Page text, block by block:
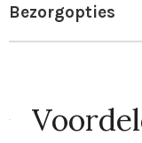
Bezorgopties